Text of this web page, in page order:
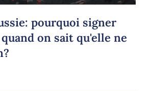
pourquoi signer
on sait qu'elle ne